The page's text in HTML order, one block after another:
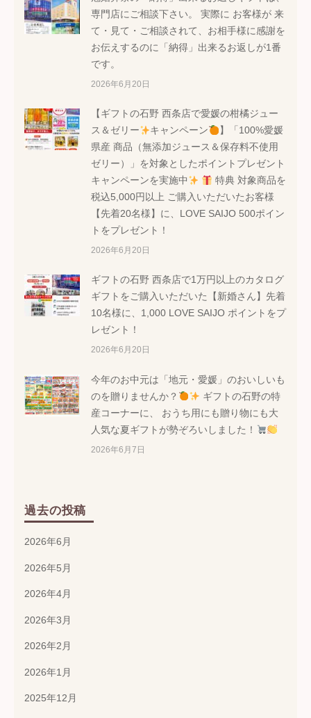
専門店にご相談下さい。 実際に お客様が 来
て・見て・ご相談されて、お相手様に感謝を
お伝えするのに「納得」出来るお返しが1番
です。
2026年6月20日
【ギフトの石野 西条店で愛媛の柑橘ジュー
ス＆ゼリー
キャンペーン
】「100%愛媛
県産 商品（無添加ジュース＆保存料不使用
ゼリー）」を対象としたポイントプレゼント
キャンペーンを実施中
特典 対象商品を
税込5,000円以上 ご購入いただいたお客様
【先着20名様】に、LOVE SAIJO 500ポイン
トをプレゼント！
2026年6月20日
ギフトの石野 西条店で1万円以上のカタログ
ギフトをご購入いただいた【新婚さん】先着
10名様に、1,000 LOVE SAIJO ポイントをプ
レゼント！
2026年6月20日
今年のお中元は「地元・愛媛」のおいしいも
のを贈りませんか？
ギフトの石野の特
産コーナーに、 おうち用にも贈り物にも大
人気な夏ギフトが勢ぞろいしました！
2026年6月7日
過去の投稿
2026年6月
2026年5月
2026年4月
2026年3月
2026年2月
2026年1月
2025年12月